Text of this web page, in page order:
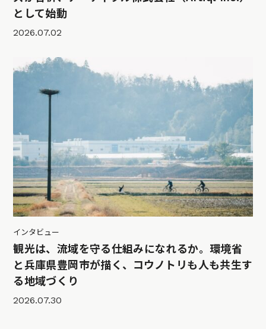
として始動
2026.07.02
インタビュー
観光は、流域を守る仕組みになれるか。環境省
と兵庫県豊岡市が描く、コウノトリも人も共生す
る地域づくり
2026.07.30